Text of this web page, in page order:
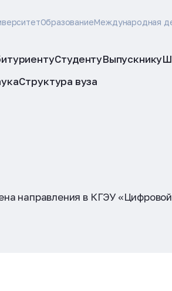
ОбразованиеМеждународная
СтудентуВыпускнику
Структура вуза
направления в КГЭУ